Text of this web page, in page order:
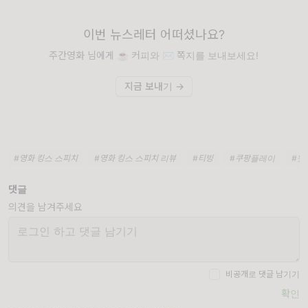
이번 뉴스레터 어떠셨나요?
주간영화 님에게 ☕️ 커피와 ✉️ 쪽지를 보내보세요!
지금 보내기 →
#영화 킹스 스피치 #영화 킹스 스피치 리뷰 #티빙 #쿠팡플레이 #왓
댓글
의견을 남겨주세요
비공개로 댓글 남기기
확인